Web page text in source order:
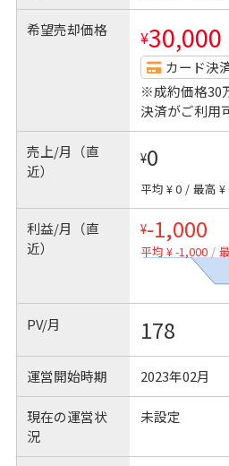
希望売却価格 ¥30,000
カード決
※成約価格30
決済がご利用
売上/月（直
近）
¥0
平均 ¥ 0 / 最高 ¥
利益/月（直
近）
¥-1,000
平均 ¥ -1,000 /
PV/月 178
運営開始時期 2023年02月
現在の運営状
況
未設定